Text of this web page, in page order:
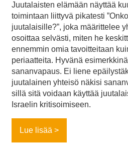
Juutalaisten elämään näyttää
toimintaan liittyvä pikatesti
juutalaisille?”, joka määrittelee
osoittaa selvästi, miten he
ennemmin omia tavoitteitaan
periaatteita. Hyvänä
sananvapaus. Ei liene
juutalainen yhteisö näkisi
sillä sitä voidaan käyttää
Israelin kritisoimiseen.
Lue lisää